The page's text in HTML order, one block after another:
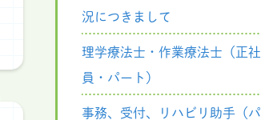
況につきまして
理学療法士・作業療法士（正社
員・パート）
事務、受付、リハビリ助手（パ